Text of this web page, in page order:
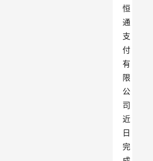
恒
通
支
付
有
限
公
司
近
日
完